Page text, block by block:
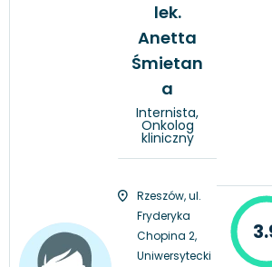
lek.
Anetta
Śmietan
a
Internista,
Onkolog
kliniczny
Rzeszów, ul.
Fryderyka
Chopina 2,
Uniwersytecki